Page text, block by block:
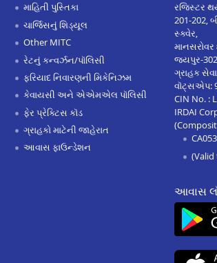
માહિતી પુસ્તિકા
ચાર્જિસનું શિડ્યૂલ
Other MITC
રેટનું કન્વર્ઝન/પૉલિસી
ફરિયાદ નિવારણની મિકેનિઝમ
કેવાયસી અને એએમએલ પૉલિસી
ફેર પ્રેક્ટિસ કૉડ
ગ્રાહકો માટેની જાહેરાત
આવાસ ફાઉન્ડેશન
રજિસ્ટર
201-202,
સ્ક્વેર,
જયપુર-
ગ્રાહક
વૉટ્સએપ:
CIN No. :
IRDAI
(Valid
આવાસ